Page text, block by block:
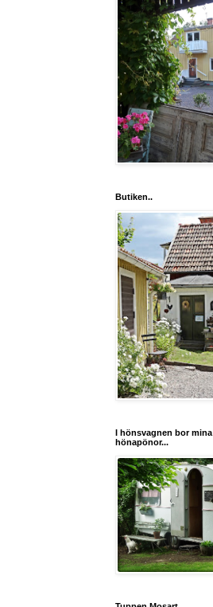
Butiken..
I hönsvagnen bor mina
hönapönor...